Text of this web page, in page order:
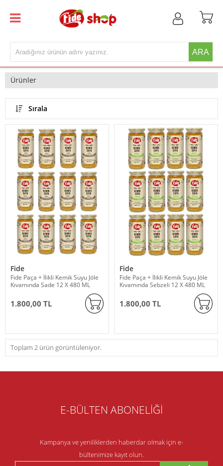
ARA
Ürünler
Sırala
Fide
Fide Paça + İlikli Kemik Suyu Jöle
Kıvamında Sade 12 X 480 ML
1.800,00 TL
Fide
Fide Paça + İlikli Kemik Suyu Jöle
Kıvamında Sebzeli 12 X 480 ML
1.800,00 TL
Toplam 2 ürün görüntüleniyor.
E-BÜLTEN ABONELİĞİ
Kampanya ve yeniliklerden haberdar olmak için e-
bültenimize kayıt olun.